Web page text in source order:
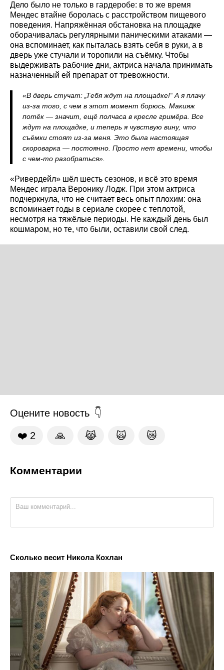
Дело было не только в гардеробе: в то же время
Мендес втайне боролась с расстройством пищевого
поведения. Напряжённая обстановка на площадке
оборачивалась регулярными паническими атаками —
она вспоминает, как пыталась взять себя в руки, а в
дверь уже стучали и торопили на съёмку. Чтобы
выдерживать рабочие дни, актриса начала принимать
назначенный ей препарат от тревожности.
«В дверь стучат: „Тебя ждут на площадке!“ А я плачу
из-за того, с чем в этот момент борюсь. Макияж
потёк — значит, ещё полчаса в кресле гримёра. Все
ждут на площадке, и теперь я чувствую вину, что
съёмки стоят из-за меня. Это была настоящая
скороварка — постоянно. Просто нет времени, чтобы
с чем-то разобраться».
«Ривердейл» шёл шесть сезонов, и всё это время
Мендес играла Веронику Лодж. При этом актриса
подчеркнула, что не считает весь опыт плохим: она
вспоминает годы в сериале скорее с теплотой,
несмотря на тяжёлые периоды. Не каждый день был
кошмаром, но те, что были, оставили свой след.
Оцените новость
❤️ 2 🙏 😹 🙀 😿
Комментарии
Сколько весит Никола Кохлан